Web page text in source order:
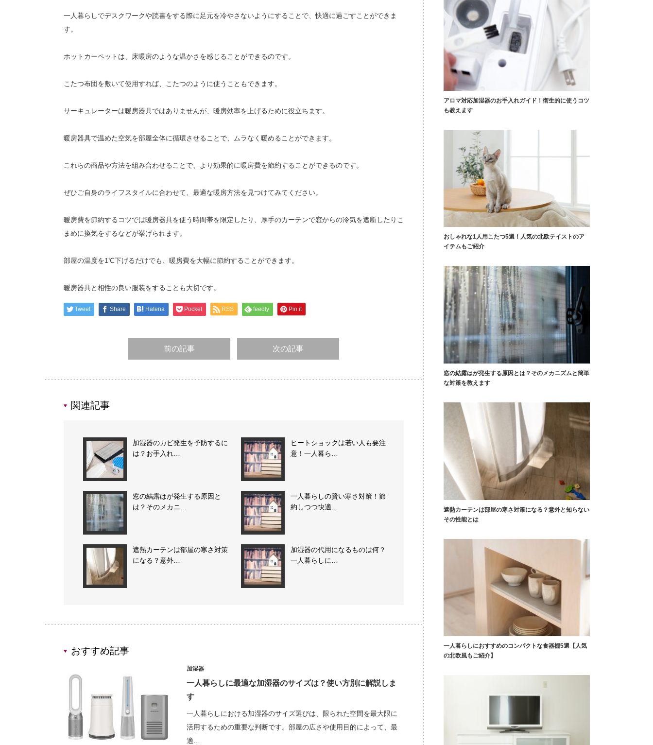
一人暮らしでデスクワークや読書をする際に足元を冷やさないようにすることで、快適に過ごすことができま
す。
ホットカーペットは、床暖房のような温かさを感じることができるのです。
こたつ布団を敷いて使用すれば、こたつのように使うこともできます。
サーキュレーターは暖房器具ではありませんが、暖房効率を上げるために役立ちます。
暖房器具で温めた空気を部屋全体に循環させることで、ムラなく暖めることができます。
これらの商品や方法を組み合わせることで、より効果的に暖房費を節約することができるのです。
ぜひご自身のライフスタイルに合わせて、最適な暖房方法を見つけてみてください。
暖房費を節約するコツでは暖房器具を使う時間帯を限定したり、厚手のカーテンで窓からの冷気を遮断したりこ
まめに換気をするなどが挙げられます。
部屋の温度を1℃下げるだけでも、暖房費を大幅に節約することができます。
暖房器具と相性の良い服装をすることも大切です。
Tweet Share Hatena Pocket RSS feedly Pin it
前の記事 次の記事
関連記事
加湿器のカビ発生を予防するに
は？お手入れ…
ヒートショックは若い人も要注
意！一人暮ら…
窓の結露はが発生する原因と
は？そのメカニ…
一人暮らしの賢い寒さ対策！節
約しつつ快適…
遮熱カーテンは部屋の寒さ対策
になる？意外…
加湿器の代用になるものは何？
一人暮らしに…
おすすめ記事
加湿器
一人暮らしに最適な加湿器のサイズは？使い方別に解説しま
す
一人暮らしにおける加湿器のサイズ選びは、限られた空間を最大限に
活用するための重要な判断です。部屋の広さや使用目的によって、最
適…
アロマ対応加湿器のお手入れガイド！衛生的に使うコツ
も教えます
おしゃれな1人用こたつ5選！人気の北欧テイストのア
イテムもご紹介
窓の結露はが発生する原因とは？そのメカニズムと簡単
な対策を教えます
遮熱カーテンは部屋の寒さ対策になる？意外と知らない
その性能とは
一人暮らしにおすすめのコンパクトな食器棚5選【人気
の北欧風もご紹介】